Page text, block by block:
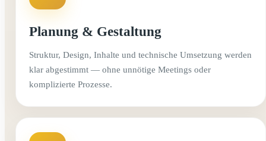
Planung & Gestaltung
Struktur, Design, Inhalte und technische Umsetzung werden
klar abgestimmt — ohne unnötige Meetings oder
komplizierte Prozesse.